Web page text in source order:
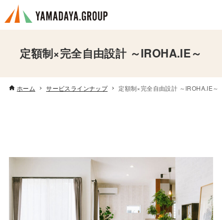
定額制×完全自由設計 ～IROHA.IE～
ホーム サービスラインナップ 定額制×完全自由設計 ～IROHA.IE～